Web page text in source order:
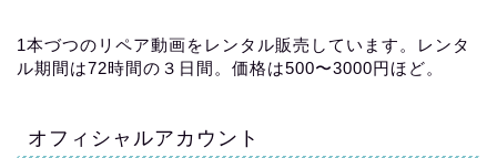
1本づつのリペア動画をレンタル販売しています。レンタ
ル期間は72時間の３日間。価格は500〜3000円ほど。
オフィシャルアカウント